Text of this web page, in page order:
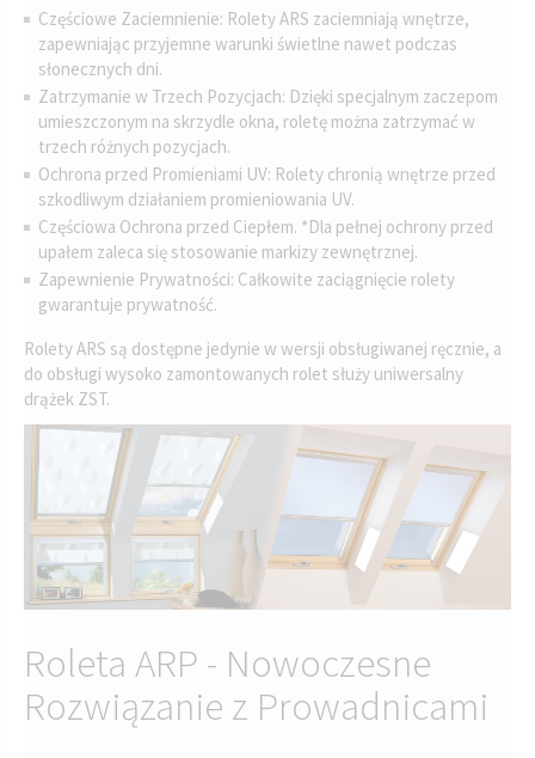
Częściowe Zaciemnienie: Rolety ARS zaciemniają wnętrze,
zapewniając przyjemne warunki świetlne nawet podczas
słonecznych dni.
Zatrzymanie w Trzech Pozycjach: Dzięki specjalnym zaczepom
umieszczonym na skrzydle okna, roletę można zatrzymać w
trzech różnych pozycjach.
Ochrona przed Promieniami UV: Rolety chronią wnętrze przed
szkodliwym działaniem promieniowania UV.
Częściowa Ochrona przed Ciepłem. *Dla pełnej ochrony przed
upałem zaleca się stosowanie markizy zewnętrznej.
Zapewnienie Prywatności: Całkowite zaciągnięcie rolety
gwarantuje prywatność.
Rolety ARS są dostępne jedynie w wersji obsługiwanej ręcznie, a
do obsługi wysoko zamontowanych rolet służy uniwersalny
drążek ZST.
Roleta ARP - Nowoczesne
Rozwiązanie z Prowadnicami